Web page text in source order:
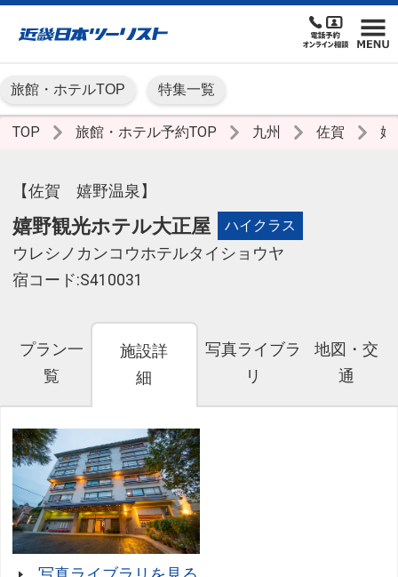
旅館・ホテルTOP 特集一覧
TOP 旅館・ホテル予約TOP 九州 佐賀
【佐賀 嬉野温泉】
嬉野観光ホテル大正屋 ハイクラス
ウレシノカンコウホテルタイショウヤ
宿コード:S410031
プラン一
覧
施設詳
細
写真ライブラ
リ
地図・交
通